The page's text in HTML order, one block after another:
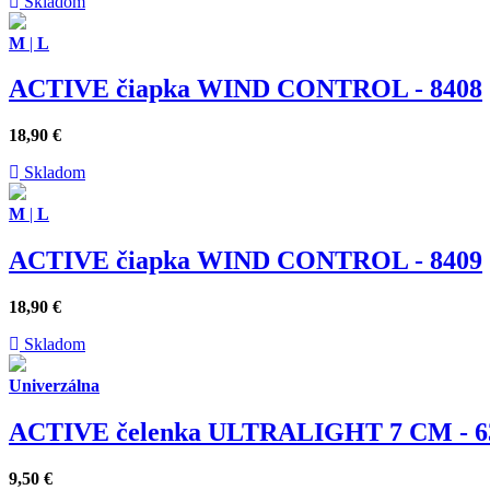
M | L
ACTIVE čiapka WIND CONTROL - 8408
18,90 €
Skladom
M | L
ACTIVE čiapka WIND CONTROL - 8409
18,90 €
Skladom
Univerzálna
ACTIVE čelenka ULTRALIGHT 7 CM -
9,50 €